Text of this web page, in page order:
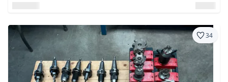
34